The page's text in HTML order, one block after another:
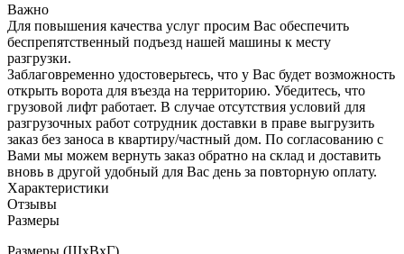
Важно
Для повышения качества услуг просим Вас обеспечить
беспрепятственный подъезд нашей машины к месту
разгрузки.
Заблаговременно удостоверьтесь, что у Вас будет возможность
открыть ворота для въезда на территорию. Убедитесь, что
грузовой лифт работает. В случае отсутствия условий для
разгрузочных работ сотрудник доставки в праве выгрузить
заказ без заноса в квартиру/частный дом. По согласованию с
Вами мы можем вернуть заказ обратно на склад и доставить
вновь в другой удобный для Вас день за повторную оплату.
Характеристики
Отзывы
Размеры
Размеры (ШхВхГ)